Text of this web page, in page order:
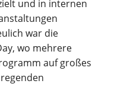
und in internen
war die
wo mehrere
auf großes